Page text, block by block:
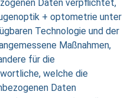
Daten verpflichtet,
+ optometrie unter
Technologie und der
Maßnahmen,
für die
welche die
Daten